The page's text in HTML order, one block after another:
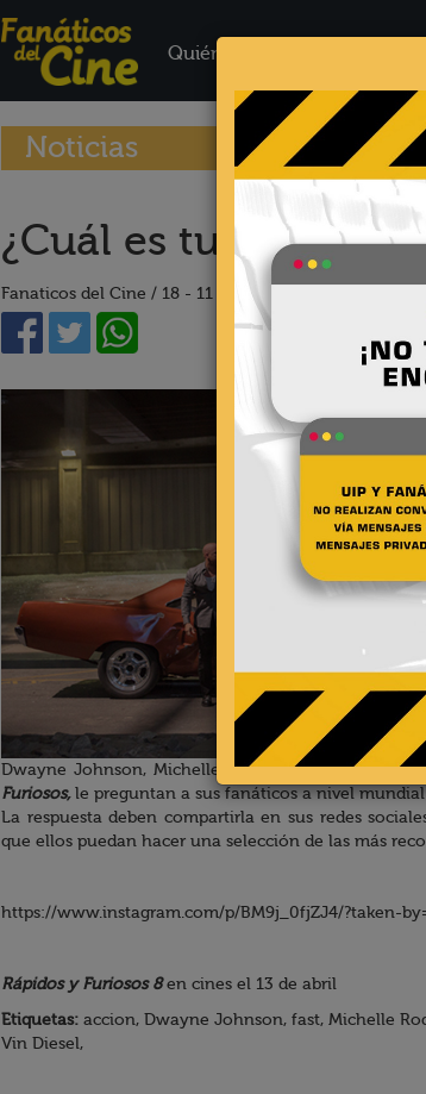
Quiénes Somos
Noticias
¿Cuál es tu pelea
Fanaticos del Cine / 18 - 11 - 16
Dwayne Johnson, Michelle Rodriguez, Ludacris y
Furiosos,le preguntan a sus fanáticos a nivel
La respuesta deben compartirla en sus redes
que ellos puedan hacer una selección de las más
https://www.instagram.com/p/BM9j_0fjZJ4/?taken-
Rápidos y Furiosos 8en cines el 13 de abril
Etiquetas: accion, Dwayne Johnson, fast, Michelle
Vin Diesel,